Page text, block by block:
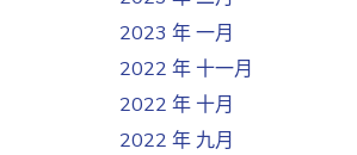
2023 年 一月
2022 年 十一月
2022 年 十月
2022 年 九月